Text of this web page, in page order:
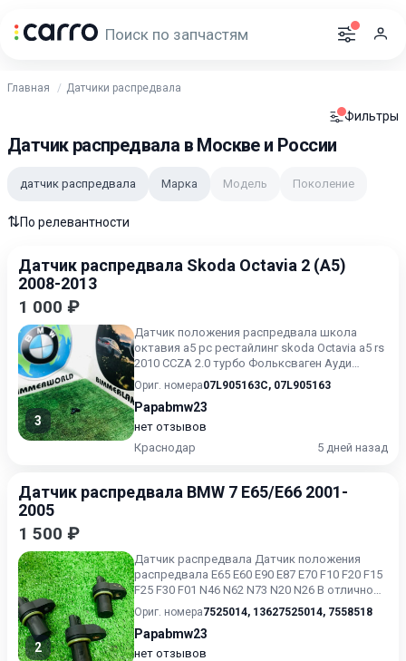
Главная Датчики распредвала
Фильтры
Датчик распредвала в Москве и России
датчик распредвала Марка Модель Поколение
⇅По релевантности
Датчик распредвала Skoda Octavia 2 (A5)
2008-2013
1 000 ₽
3
Датчик положения распредвала школа
октавия а5 рс рестайлинг skoda Octavia a5 rs
2010 CCZA 2.0 турбо Фольксваген Ауди
Volkswagen Vw Audi Ориг...
Ориг. номера07L905163C, 07L905163
Papabmw23
нет отзывов
Краснодар
5 дней назад
Датчик распредвала BMW 7 E65/E66 2001-
2005
1 500 ₽
2
Датчик распредвала Датчик положения
распредвала Е65 Е60 Е90 Е87 Е70 F10 F20 F15
F25 F30 F01 N46 N62 N73 N20 N26 В отличном
состоянии С японс...
Ориг. номера7525014, 13627525014, 7558518
Papabmw23
нет отзывов